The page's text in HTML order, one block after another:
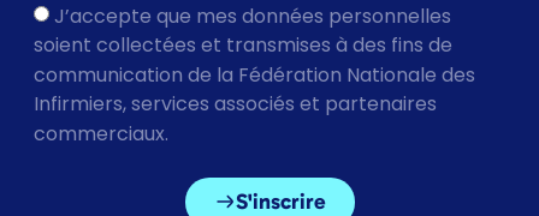
J’accepte que mes données personnelles
soient collectées et transmises à des fins de
communication de la Fédération Nationale des
Infirmiers, services associés et partenaires
commerciaux.
S'inscrire